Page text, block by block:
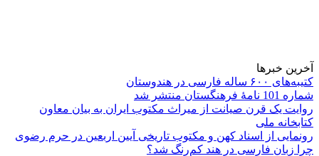
آخرین خبرها
کتیبه‌های ۶۰۰ ساله فارسی در هندوستان
شماره 101 نامۀ فرهنگستان منتشر شد
روایت یک قرن صیانت از میراث مکتوب ایران به بیان معاون
کتابخانه ملی
رونمایی از اسناد کهن و مکتوب تاریخی آیین اربعین در حرم رضوی
چرا زبان فارسی در هند کم‌رنگ شد؟